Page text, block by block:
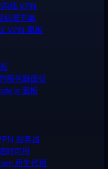
核 VPN
标准方案
VPN 面板
服务器面板
面板
服务器
时可用
原生代理